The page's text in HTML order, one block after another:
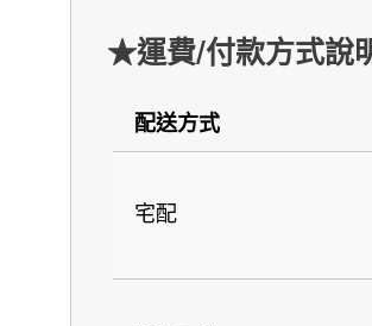
★運費/付款方式說
配送方式
宅配